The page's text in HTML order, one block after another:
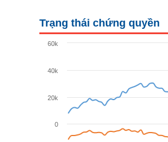
Trạng thái chứng quyền
0
20k
40k
60k
NGUYÊN VẬT LIỆU
TIÊU DÙNG KHÔNG THIẾT YẾU
TIÊU DÙNG THIẾT YẾU
CHĂM SÓC SỨC KHỎE